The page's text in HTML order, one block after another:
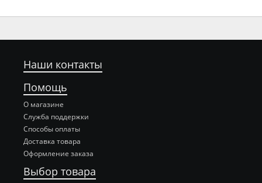
Наши контакты
Помощь
О магазине
Служба поддержки
Способы оплаты
Доставка товара
Оформление заказа
Выбор товара